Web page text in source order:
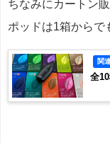
ちなみにカートン
ポッドは1箱からで
関
全